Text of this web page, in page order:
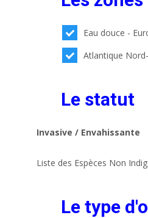
Eau douce -
Atlantique
Le statut
Invasive / Envahissante
Liste des Espèces Non
Le type